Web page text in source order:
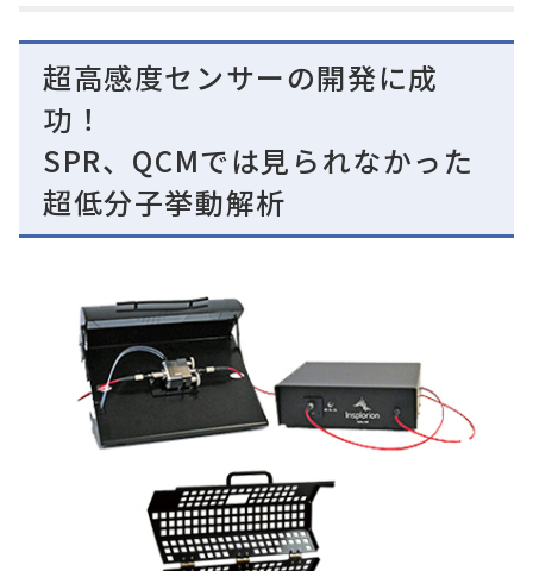
超高感度センサーの開発に成
功！
SPR、QCMでは見られなかった
超低分子挙動解析